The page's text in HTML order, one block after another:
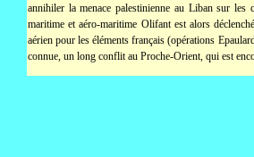
annihiler la menace palestinienne au Liban sur les
maritime et aéro-maritime Olifant est alors
aérien pour les éléments français (opérations
connue, un long conflit au Proche-Orient, qui est